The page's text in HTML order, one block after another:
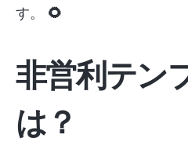
す。 🌻
非営利テン
は？